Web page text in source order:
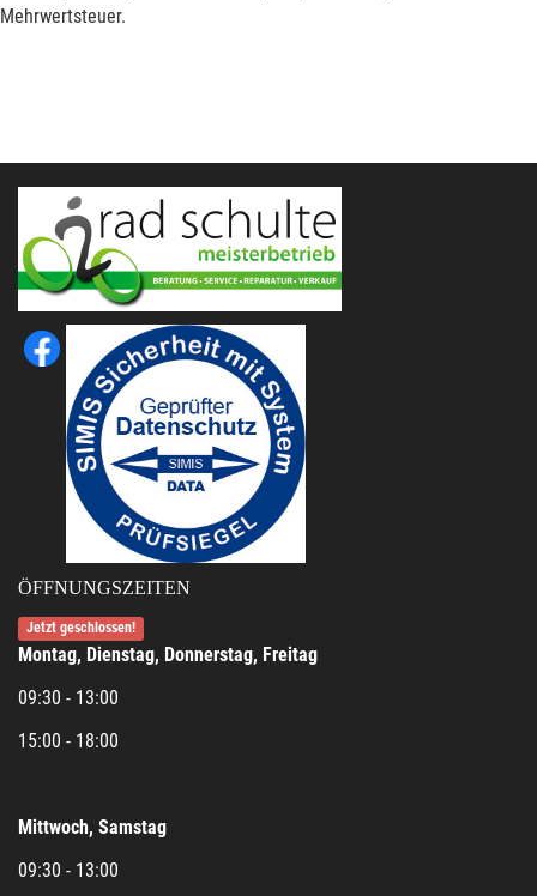
Mehrwertsteuer.
ÖFFNUNGSZEITEN
Jetzt geschlossen!
Montag, Dienstag, Donnerstag, Freitag
09:30 - 13:00
15:00 - 18:00
Mittwoch, Samstag
09:30 - 13:00